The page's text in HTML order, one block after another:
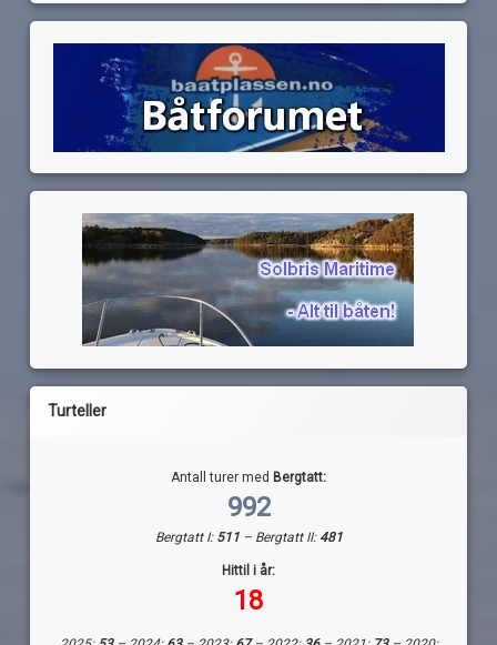
Turteller
Antall turer med Bergtatt:
992
Bergtatt I: 511 – Bergtatt II:481
Hittil i år:
18